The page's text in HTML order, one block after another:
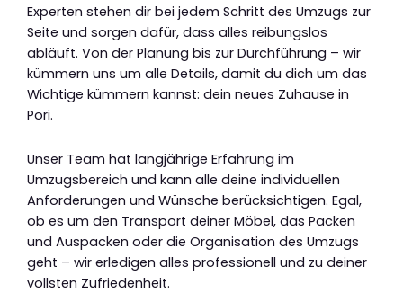
Experten stehen dir bei jedem Schritt des Umzugs zur
Seite und sorgen dafür, dass alles reibungslos
abläuft. Von der Planung bis zur Durchführung – wir
kümmern uns um alle Details, damit du dich um das
Wichtige kümmern kannst: dein neues Zuhause in
Pori.
Unser Team hat langjährige Erfahrung im
Umzugsbereich und kann alle deine individuellen
Anforderungen und Wünsche berücksichtigen. Egal,
ob es um den Transport deiner Möbel, das Packen
und Auspacken oder die Organisation des Umzugs
geht – wir erledigen alles professionell und zu deiner
vollsten Zufriedenheit.